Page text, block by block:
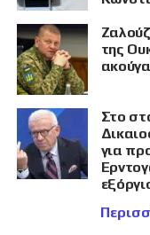
της
Στο
για